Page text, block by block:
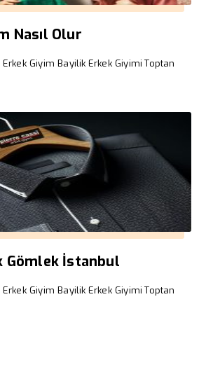
Nasıl Olur
Erkek Giyim Bayilik Erkek Giyimi Toptan
Gömlek İstanbul
Erkek Giyim Bayilik Erkek Giyimi Toptan